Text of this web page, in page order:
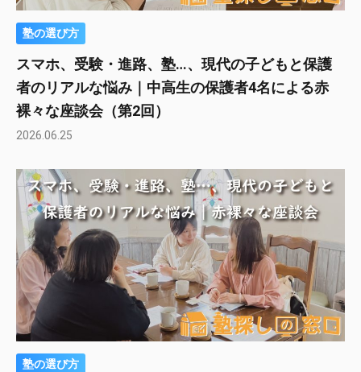
塾の選び方
スマホ、受験・進路、塾…、現代の子どもと保護
者のリアルな悩み｜中高生の保護者4名による赤
裸々な座談会（第2回）
2026.06.25
塾の選び方